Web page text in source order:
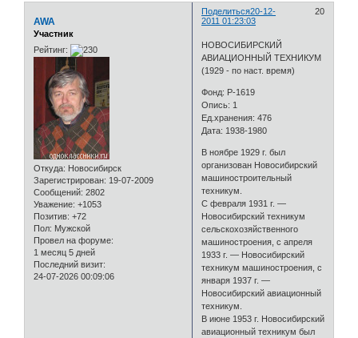
Поделиться 20
20-12-
2011 01:23:03
AWA
Участник
Рейтинг:
Откуда: Новосибирск
Зарегистрирован: 19-07-2009
Сообщений: 2802
Уважение: +1053
Позитив: +72
Пол: Мужской
Провел на форуме:
1 месяц 5 дней
Последний визит:
24-07-2026 00:09:06
НОВОСИБИРСКИЙ
АВИАЦИОННЫЙ ТЕХНИКУМ
(1929 - по наст. время)
Фонд: Р-1619
Опись: 1
Ед.хранения: 476
Дата: 1938-1980
В ноябре 1929 г. был
организован Новосибирский
машиностроительный
техникум.
С февраля 1931 г. —
Новосибирский техникум
сельскохозяйственного
машиностроения, с апреля
1933 г. — Новосибирский
техникум машиностроения, с
января 1937 г. —
Новосибирский авиационный
техникум.
В июне 1953 г. Новосибирский
авиационный техникум был